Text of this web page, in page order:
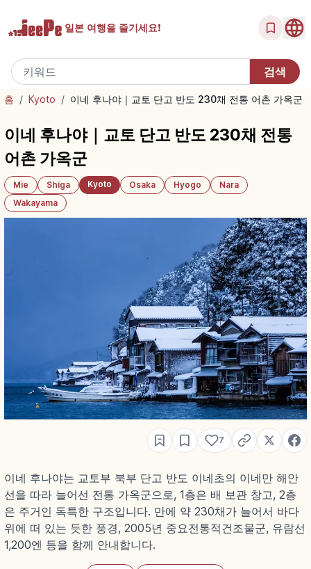
일본 여행을 즐기세요!
홈 / Kyoto / 이네 후나야｜교토 단고 반도 230채 전통 어촌 가옥군
이네 후나야｜교토 단고 반도 230채 전통
어촌 가옥군
Mie Shiga Kyoto Osaka Hyogo
Nara
Wakayama
7
이네 후나야는 교토부 북부 단고 반도 이네초의 이네만 해안
선을 따라 늘어선 전통 가옥군으로, 1층은 배 보관 창고, 2층
은 주거인 독특한 구조입니다. 만에 약 230채가 늘어서 바다
위에 떠 있는 듯한 풍경, 2005년 중요전통적건조물군, 유람선
1,200엔 등을 함께 안내합니다.